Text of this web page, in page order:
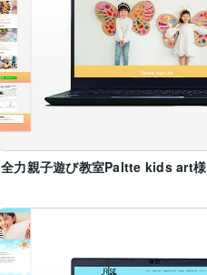
全力親子遊び教室Paltte kids art様